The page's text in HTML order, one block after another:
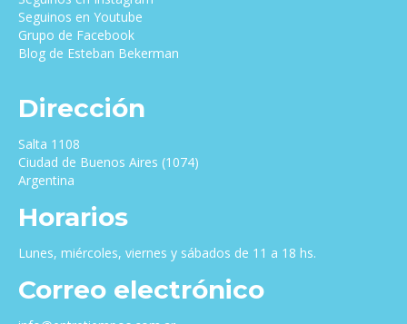
Seguinos en Youtube
Grupo de Facebook
Blog de Esteban Bekerman
Dirección
Salta 1108
Ciudad de Buenos Aires (1074)
Argentina
Horarios
Lunes, miércoles, viernes y sábados de 11 a 18 hs.
Correo electrónico